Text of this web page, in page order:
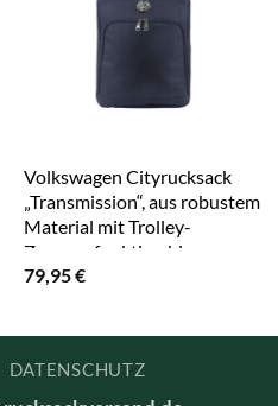
Volkswagen Cityrucksack
„Transmission“, aus robustem
Material mit Trolley-
Zugangsfunktion blau
79,95€
DATENSCHUTZ